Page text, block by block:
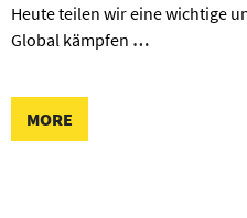
Heute teilen wir eine wichtige
Global kämpfen …
MORE